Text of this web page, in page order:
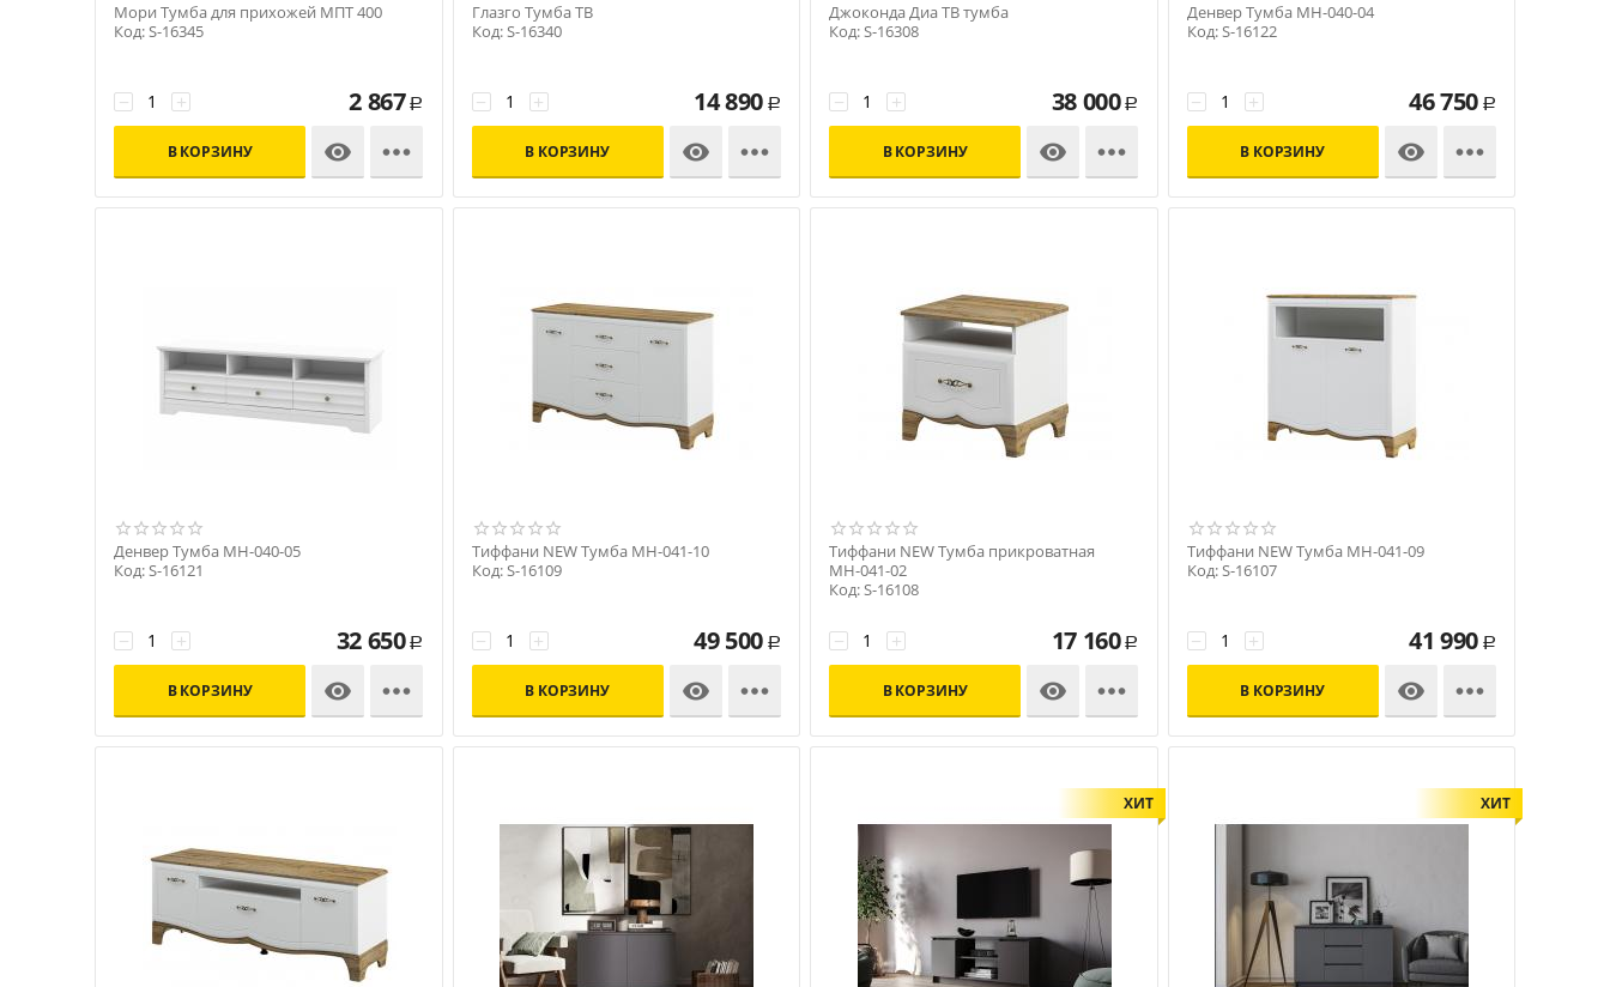
Мори Тумба для прихожей МПТ 400
Код: S-16345
+
− 2 867 Р
В КОРЗИНУ 

Глазго Тумба ТВ
Код: S-16340
+
− 14 890 Р
В КОРЗИНУ 

Джоконда Диа ТВ тумба
Код: S-16308
+
− 38 000 Р
В КОРЗИНУ 

Денвер Тумба МН-040-04
Код: S-16122
+
− 46 750 Р
В КОРЗИНУ 

Денвер Тумба МН-040-05
Код: S-16121
+
− 32 650 Р
В КОРЗИНУ 

Тиффани NEW Тумба МН-041-10
Код: S-16109
+
− 49 500 Р
В КОРЗИНУ 

Тиффани NEW Тумба прикроватная
МН-041-02
Код: S-16108
+
− 17 160 Р
В КОРЗИНУ 

Тиффани NEW Тумба МН-041-09
Код: S-16107
+
− 41 990 Р
В КОРЗИНУ 

ХИТ ХИТ